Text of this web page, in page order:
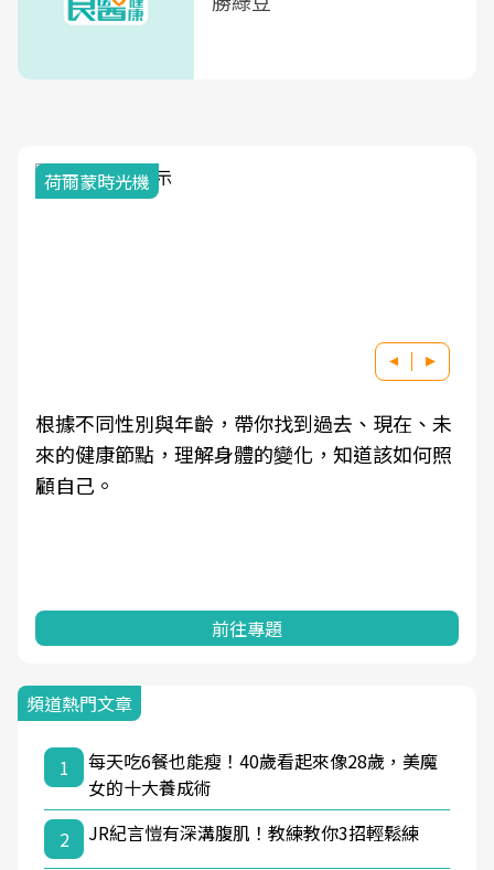
荷爾蒙時光機
根據不同性別與年齡，帶你找到過去、現在、未
來的健康節點，理解身體的變化，知道該如何照
顧自己。
前往專題
頻道熱門文章
1
每天吃6餐也能瘦！40歲看起來像28歲，美魔
女的十大養成術
2
JR紀言愷有深溝腹肌！教練教你3招輕鬆練